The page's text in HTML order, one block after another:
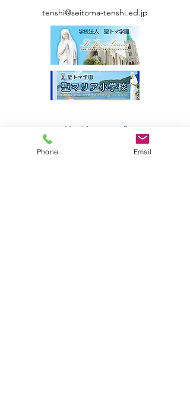
tenshi@seitoma-tenshi.ed.jp
●園について
Phone Email